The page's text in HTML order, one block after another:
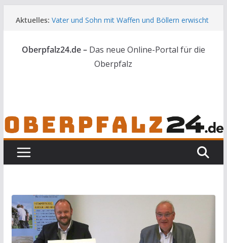
Inhalt
Aktuelles: Vater und Sohn mit Waffen und Böllern erwischt
Audi prallt gegen Brückengeländer in Weiden
Ortsumgehung Waldershof ist eröffnet
Deutsch-amerikanischer Schüleraustausch zu
Oberpfalz24.de – Das neue Online-Portal für die
Oberpfalz